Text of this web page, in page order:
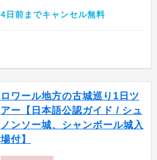
4日前までキャンセル無料
ロワール地方の古城巡り1日ツ
アー【日本語公認ガイド / シュ
ノンソー城、シャンボール城入
場付】